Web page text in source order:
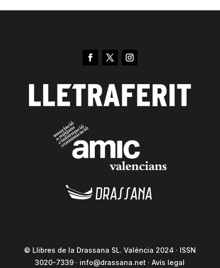
© Llibres de la Drassana SL. València 2024 · ISSN
3020-7339 · info@drassana.net ·Avís legal